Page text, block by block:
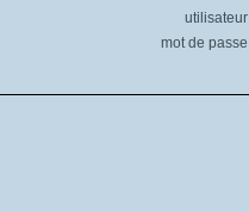
utilisateur
mot de passe